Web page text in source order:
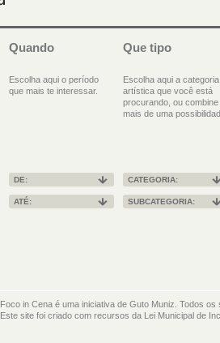
Quando
Escolha aqui o período
que mais te interessar.
Que tipo
Escolha aqui a categoria
artística que você está
procurando, ou combine
mais de uma
DE:
ATÉ:
CATEGORIA:
SUBCATEGORIA:
Foco in Cena é uma iniciativa de Guto Muniz. Todos
Este site foi criado com recursos da Lei Municipal de